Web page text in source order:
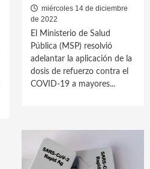
miércoles 14 de diciembre
de 2022
El Ministerio de Salud
Pública (MSP) resolvió
adelantar la aplicación de la
dosis de refuerzo contra el
COVID-19 a mayores...